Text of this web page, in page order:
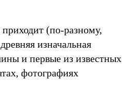
(по-разному,
изначальная
и первые из известных
фотографиях